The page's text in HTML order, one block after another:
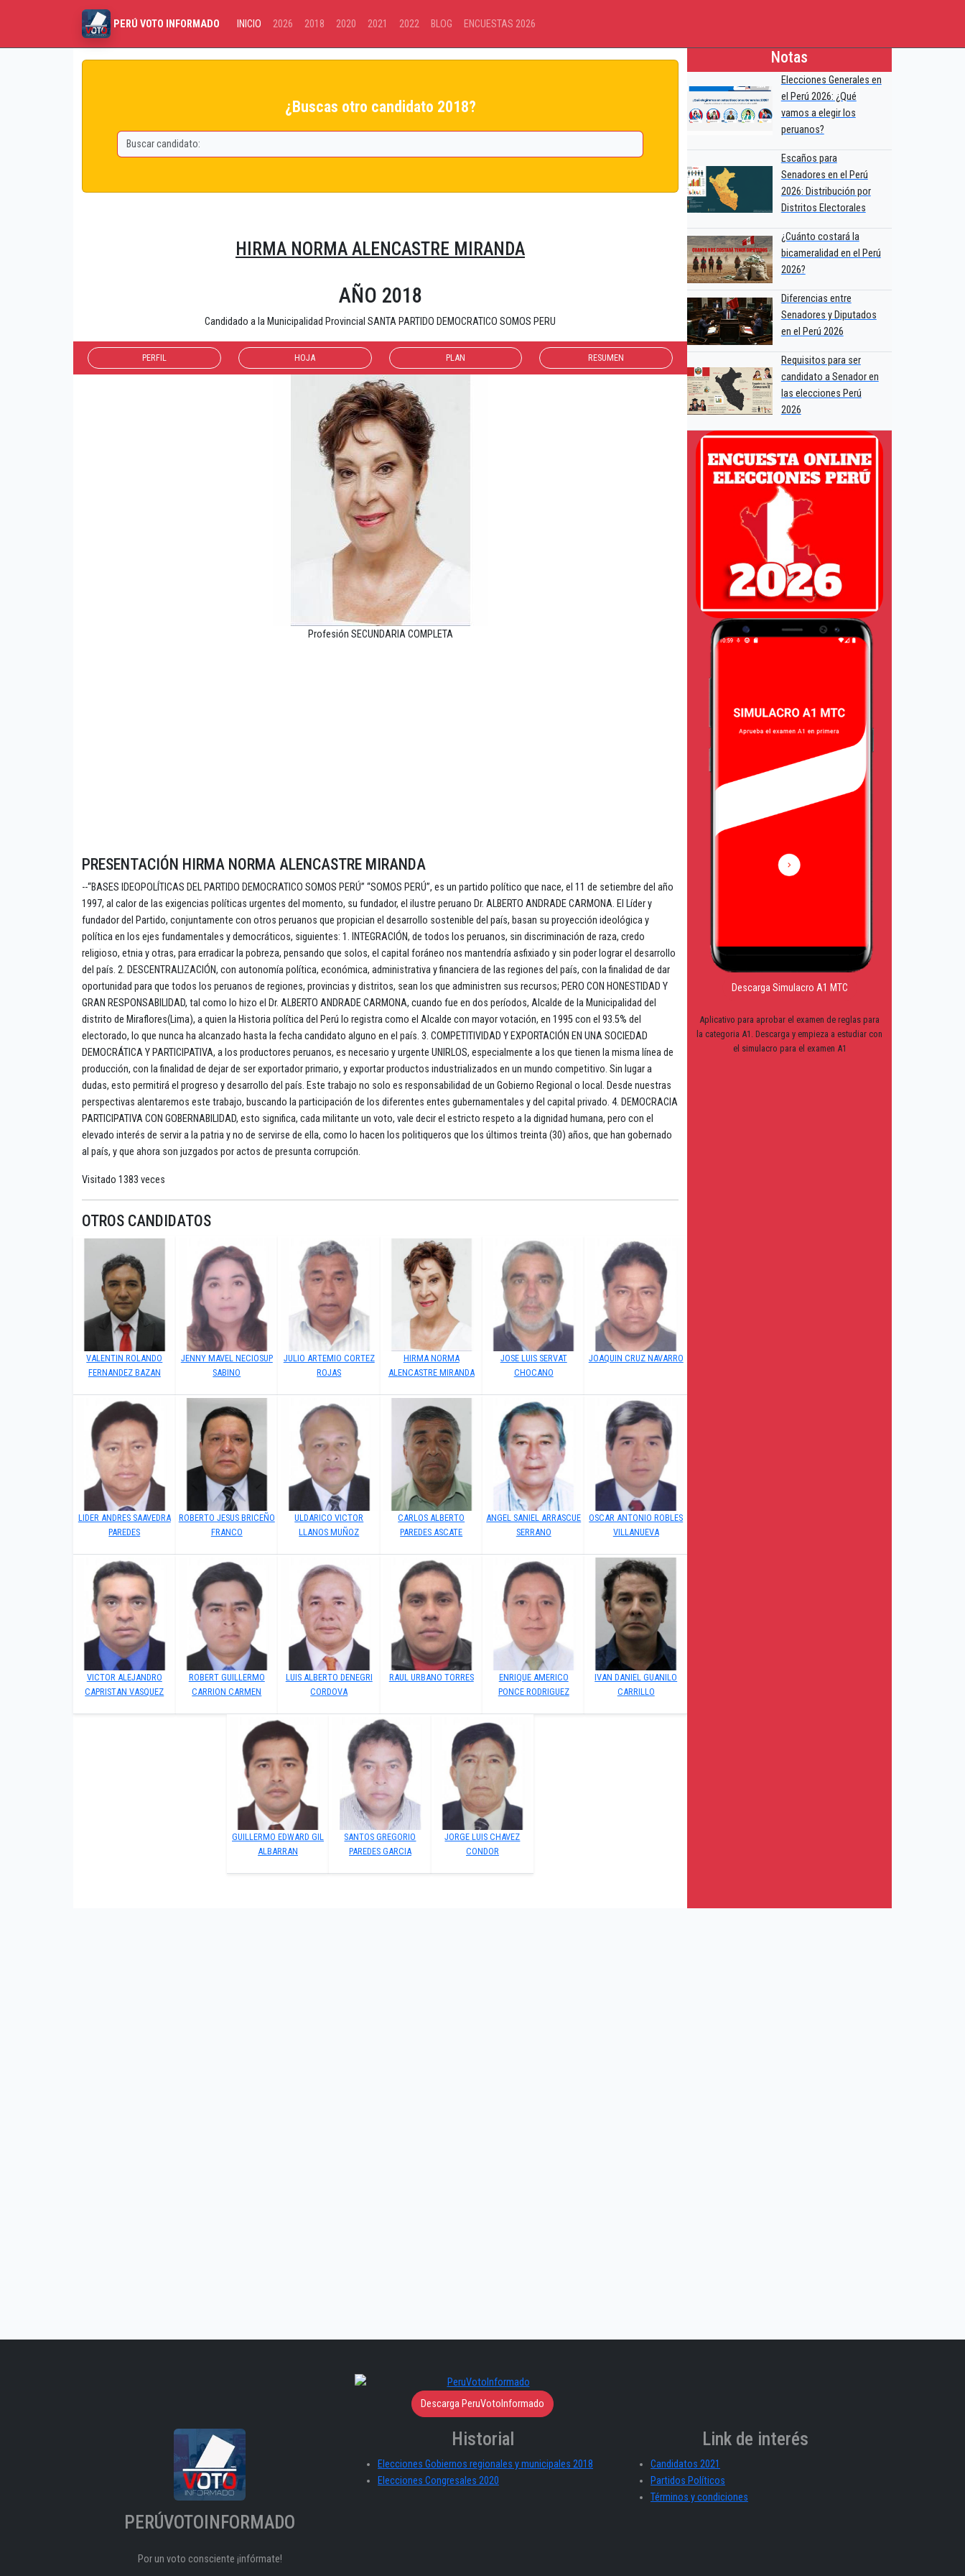
PERÚ VOTO INFORMADO INICIO 2026 2018 2020 2021 2022 BLOG ENCUESTAS 2026
¿Buscas otro candidato 2018?
HIRMA NORMA ALENCASTRE MIRANDA
AÑO 2018
Candidado a la Municipalidad Provincial SANTA PARTIDO DEMOCRATICO SOMOS PERU
PERFIL HOJA PLAN RESUMEN
Profesión SECUNDARIA COMPLETA
PRESENTACIÓN HIRMA NORMA ALENCASTRE MIRANDA
--“BASES IDEOPOLÍTICAS DEL PARTIDO DEMOCRATICO SOMOS PERÚ” “SOMOS PERÚ”, es un partido político que nace, el 11 de setiembre del año
1997, al calor de las exigencias políticas urgentes del momento, su fundador, el ilustre peruano Dr. ALBERTO ANDRADE CARMONA. El Líder y
fundador del Partido, conjuntamente con otros peruanos que propician el desarrollo sostenible del país, basan su proyección ideológica y
política en los ejes fundamentales y democráticos, siguientes: 1. INTEGRACIÓN, de todos los peruanos, sin discriminación de raza, credo
religioso, etnia y otras, para erradicar la pobreza, pensando que solos, el capital foráneo nos mantendría asfixiado y sin poder lograr el desarrollo
del país. 2. DESCENTRALIZACIÓN, con autonomía política, económica, administrativa y financiera de las regiones del país, con la finalidad de dar
oportunidad para que todos los peruanos de regiones, provincias y distritos, sean los que administren sus recursos; PERO CON HONESTIDAD Y
GRAN RESPONSABILIDAD, tal como lo hizo el Dr. ALBERTO ANDRADE CARMONA, cuando fue en dos períodos, Alcalde de la Municipalidad del
distrito de Miraflores(Lima), a quien la Historia política del Perú lo registra como el Alcalde con mayor votación, en 1995 con el 93.5% del
electorado, lo que nunca ha alcanzado hasta la fecha candidato alguno en el país. 3. COMPETITIVIDAD Y EXPORTACIÓN EN UNA SOCIEDAD
DEMOCRÁTICA Y PARTICIPATIVA, a los productores peruanos, es necesario y urgente UNIRLOS, especialmente a los que tienen la misma línea de
producción, con la finalidad de dejar de ser exportador primario, y exportar productos industrializados en un mundo competitivo. Sin lugar a
dudas, esto permitirá el progreso y desarrollo del país. Este trabajo no solo es responsabilidad de un Gobierno Regional o local. Desde nuestras
perspectivas alentaremos este trabajo, buscando la participación de los diferentes entes gubernamentales y del capital privado. 4. DEMOCRACIA
PARTICIPATIVA CON GOBERNABILIDAD, esto significa, cada militante un voto, vale decir el estricto respeto a la dignidad humana, pero con el
elevado interés de servir a la patria y no de servirse de ella, como lo hacen los politiqueros que los últimos treinta (30) años, que han gobernado
al país, y que ahora son juzgados por actos de presunta corrupción.
Visitado 1383 veces
OTROS CANDIDATOS
VALENTIN ROLANDO
FERNANDEZ BAZAN
JENNY MAVEL NECIOSUP
SABINO
JULIO ARTEMIO CORTEZ
ROJAS
HIRMA NORMA
ALENCASTRE MIRANDA
JOSE LUIS SERVAT
CHOCANO
JOAQUIN CRUZ NAVARRO
LIDER ANDRES SAAVEDRA
PAREDES
ROBERTO JESUS BRICEÑO
FRANCO
ULDARICO VICTOR
LLANOS MUÑOZ
CARLOS ALBERTO
PAREDES ASCATE
ANGEL SANIEL ARRASCUE
SERRANO
OSCAR ANTONIO ROBLES
VILLANUEVA
VICTOR ALEJANDRO
CAPRISTAN VASQUEZ
ROBERT GUILLERMO
CARRION CARMEN
LUIS ALBERTO DENEGRI
CORDOVA
RAUL URBANO TORRES
ENRIQUE AMERICO
PONCE RODRIGUEZ
IVAN DANIEL GUANILO
CARRILLO
GUILLERMO EDWARD GIL
ALBARRAN
SANTOS GREGORIO
PAREDES GARCIA
JORGE LUIS CHAVEZ
CONDOR
Notas
Elecciones Generales en
el Perú 2026: ¿Qué
vamos a elegir los
peruanos?
Escaños para
Senadores en el Perú
2026: Distribución por
Distritos Electorales
¿Cuánto costará la
bicameralidad en el Perú
2026?
Diferencias entre
Senadores y Diputados
en el Perú 2026
Requisitos para ser
candidato a Senador en
las elecciones Perú
2026
Descarga Simulacro A1 MTC
Aplicativo para aprobar el examen de reglas para
la categoria A1. Descarga y empieza a estudiar con
el simulacro para el examen A1
Descarga PeruVotoInformado
PERÚVOTOINFORMADO
Por un voto consciente ¡infórmate!
Historial
Elecciones Gobiernos regionales y municipales 2018
Elecciones Congresales 2020
Link de interés
Candidatos 2021
Partidos Políticos
Términos y condiciones